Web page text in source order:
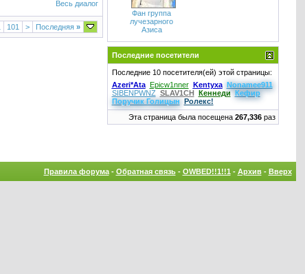
Весь диалог
101 > Последняя»
Фан группа
лучезарного
Азиса
Последние посетители
Последние 10 посетителя(ей) этой страницы:
Azeri*Ata Epicw1nner Kentyxa Nonamee911
SIBENPWNZ SLAV1CH Кеннеди Кефир
Поручик Голицын Ролекс!
Эта страница была посещена 267,336раз
Правила форума- Обратная связь- OWBED!!1!!1 - Архив- Вверх